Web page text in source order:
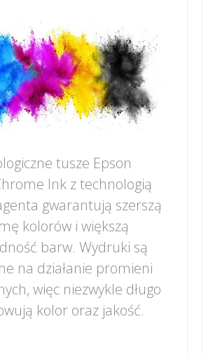
tusze Epson
Ink z technologią
gwarantują szerszą
kolorów i większą
barw. Wydruki są
na działanie promieni
więc niezwykle długo
kolor oraz jakość.